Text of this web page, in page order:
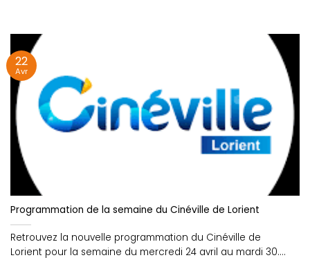
Programmation de la semaine du Cinéville de Lorient
Retrouvez la nouvelle programmation du Cinéville de
Lorient pour la semaine du mercredi 24 avril au mardi 30....
22
Avr